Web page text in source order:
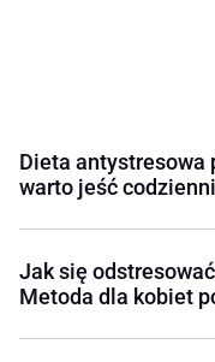
Dieta antystresowa
warto jeść
Jak się
Metoda dla kobiet